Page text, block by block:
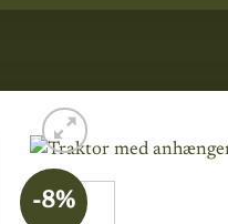
-8%